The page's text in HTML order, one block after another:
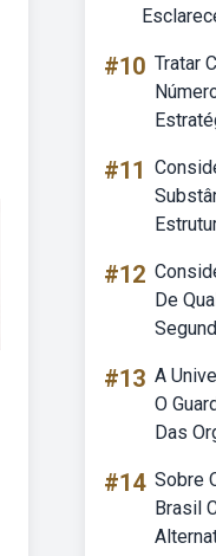
#10 Tratar
#11
#12
De
#13 A
O
Das
#14 Sobre
Brasil